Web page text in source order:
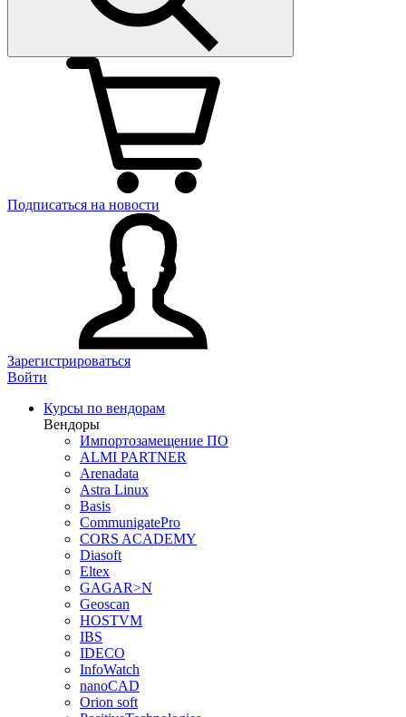
Подписаться на новости
Зарегистрироваться
Войти
Курсы по вендорам
Вендоры
Импортозамещение ПО
ALMI PARTNER
Arenadata
Astra Linux
Basis
CommunigatePro
CORS ACADEMY
Diasoft
Eltex
GAGAR>N
Geoscan
HOSTVM
IBS
IDECO
InfoWatch
nanoCAD
Orion soft